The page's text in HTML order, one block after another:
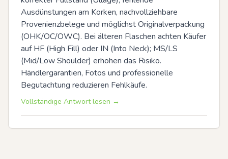
Ausdünstungen am Korken, nachvollziehbare
Provenienzbelege und möglichst Originalverpackung
(OHK/OC/OWC). Bei älteren Flaschen achten Käufer
auf HF (High Fill) oder IN (Into Neck); MS/LS
(Mid/Low Shoulder) erhöhen das Risiko.
Händlergarantien, Fotos und professionelle
Begutachtung reduzieren Fehlkäufe.
Vollständige Antwort lesen →